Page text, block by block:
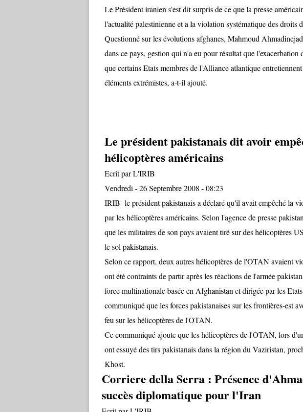
Le Président iranien s'est dit surpris de ce que la presse
l'actualité palestinienne et a la violation systématique des droits
Questionné sur les évolutions afghanes, Mahmoud
dans ce pays, gestion qui n'a eu pour résultat que
que certains Etats membres de l'Alliance atlantique
éléments extrémistes, a-t-il ajouté.
Le président pakistanais dit avoir
‎hélicoptères américains
Ecrit par L'IRIB
Vendredi - 26 Septembre 2008 - 08:23
IRIB- le président pakistanais a déclaré qu'il avait empêché la
par les hélicoptères américains. ‎Selon l'agence de presse
‎que les militaires de son pays avaient tiré sur des hélicoptères
le sol pakistanais.
Selon ce rapport, ‎deux autres hélicoptères de l'OTAN avaient
ont été contraints de partir après les réactions ‎de l'armée
force ‎multinationale basée en Afghanistan et dirigée par les
communiqué que les forces pakistanaises sur les ‎frontières-est
feu sur les ‎hélicoptères de l'OTAN.
Ce communiqué ajoute que les ‎hélicoptères de l'OTAN, lors
‎ont essuyé des tirs pakistanais dans la région du Vaziristan,
Khost. ‎
Corriere della Serra : Présence
‎succès diplomatique pour l'Iran